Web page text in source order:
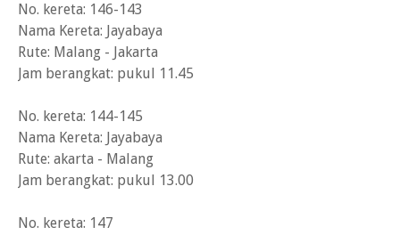
No. kereta: 146-143
Nama Kereta: Jayabaya
Rute: Malang - Jakarta
Jam berangkat: pukul 11.45
No. kereta: 144-145
Nama Kereta: Jayabaya
Rute: akarta - Malang
Jam berangkat: pukul 13.00
No. kereta: 147